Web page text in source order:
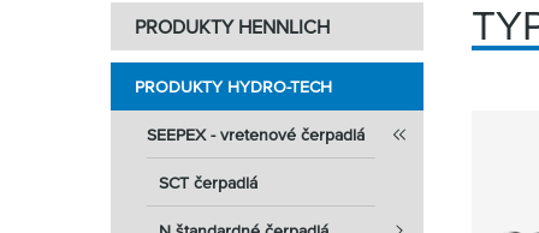
PRODUKTY HENNLICH
PRODUKTY HYDRO-TECH
SEEPEX - vretenové čerpadlá
SCT čerpadlá